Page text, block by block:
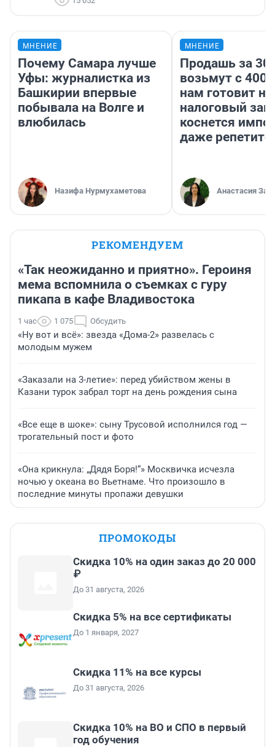
МНЕНИЕ
Почему Самара лучше
Уфы: журналистка из
Башкирии впервые
побывала на Волге и
влюбилась
Назифа Нурмухаметова
МНЕНИЕ
Продашь за
возьмут с
нам готовит
налоговый
коснется
даже
Анастасия
РЕКОМЕНДУЕМ
«Так неожиданно и приятно». Героиня
мема вспомнила о съемках с гуру
пикапа в кафе Владивостока
1 час 1 075 Обсудить
«Ну вот и всё»: звезда «Дома-2» развелась с
молодым мужем
«Заказали на 3-летие»: перед убийством жены в
Казани турок забрал торт на день рождения сына
«Все еще в шоке»: сыну Трусовой исполнился год —
трогательный пост и фото
«Она крикнула: „Дядя Боря!“» Москвичка исчезла
ночью у океана во Вьетнаме. Что произошло в
последние минуты пропажи девушки
ПРОМОКОДЫ
Скидка 10% на один заказ до 20 000
₽
До 31 августа, 2026
Скидка 5% на все сертификаты
До 1 января, 2027
Скидка 11% на все курсы
До 31 августа, 2026
Скидка 10% на ВО и СПО в первый
год обучения